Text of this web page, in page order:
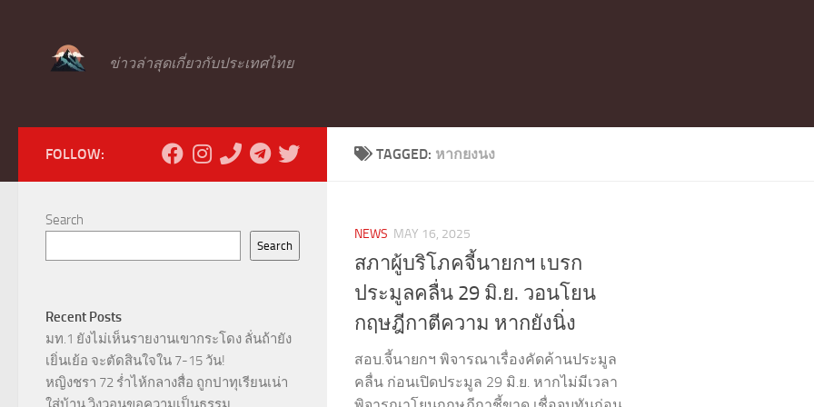
ข่าวล่าสุดเกี่ยวกับประเทศไทย
TAGGED: หากยงนง
NEWS MAY 16, 2025
สภาผู้บริโภคจี้นายกฯ เบรก
ประมูลคลื่น 29 มิ.ย. วอนโยน
กฤษฎีกาตีความ หากยังนิ่ง
สอบ.จี้นายกฯ พิจารณาเรื่องคัดค้านประมูล
คลื่น ก่อนเปิดประมูล 29 มิ.ย. หากไม่มีเวลา
FOLLOW:
Search
Search
Recent Posts
มท.1 ยังไม่เห็นรายงานเขากระโดง ลั่นถ้ายัง
เยิ่นเย้อ จะตัดสินใจใน 7-15 วัน!
หญิงชรา 72 ร่ำไห้กลางสื่อ ถูกปาทุเรียนเน่า